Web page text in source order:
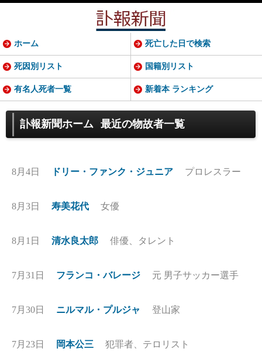
訃報新聞ホーム 最近の物故者一覧
8月4日 ドリー・ファンク・ジュニア プロレスラー
8月3日 寿美花代 女優
8月1日 清水良太郎 俳優、タレント
7月31日 フランコ・バレージ 元 男子サッカー選手
7月30日 ニルマル・プルジャ 登山家
7月23日 岡本公三 犯罪者、テロリスト
ホーム 死亡した日で検索
死因別リスト 国籍別リスト
有名人死者一覧 新着本 ランキング